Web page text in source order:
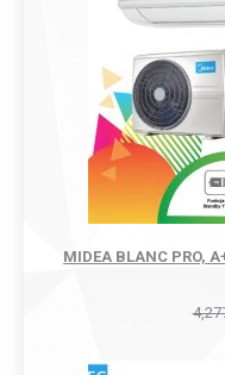
MIDEA BLANC PRO,